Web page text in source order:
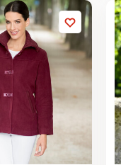
Standard
Tex (n°
IFTH). Tato
které
testům na
látek a
bezpečný
prát v